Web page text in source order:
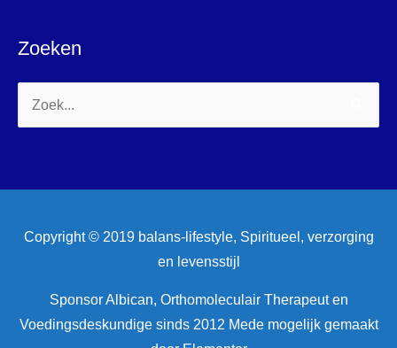
Zoeken
Zoek
naar:
Copyright © 2019 balans-lifestyle, Spiritueel, verzorging
en levensstijl
Sponsor Albican, Orthomoleculair Therapeut en
Voedingsdeskundige sinds 2012 Mede mogelijk gemaakt